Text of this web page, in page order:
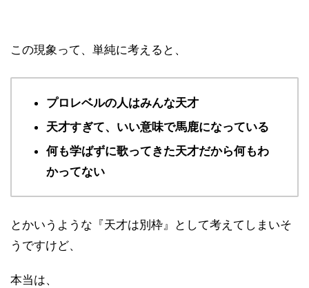
この現象って、単純に考えると、
プロレベルの人はみんな天才
天才すぎて、いい意味で馬鹿になっている
何も学ばずに歌ってきた天才だから何もわ
かってない
とかいうような『天才は別枠』として考えてしまいそ
うですけど、
本当は、